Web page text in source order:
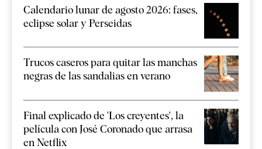
Calendario lunar de agosto 2026: fases,
eclipse solar y Perseidas
Trucos caseros para quitar las manchas
negras de las sandalias en verano
Final explicado de 'Los creyentes', la
película con José Coronado que arrasa
en Netflix